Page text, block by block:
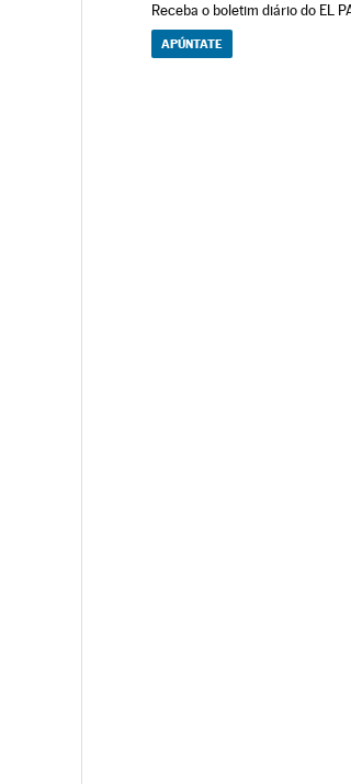
Receba o boletim diário do EL
APÚNTATE